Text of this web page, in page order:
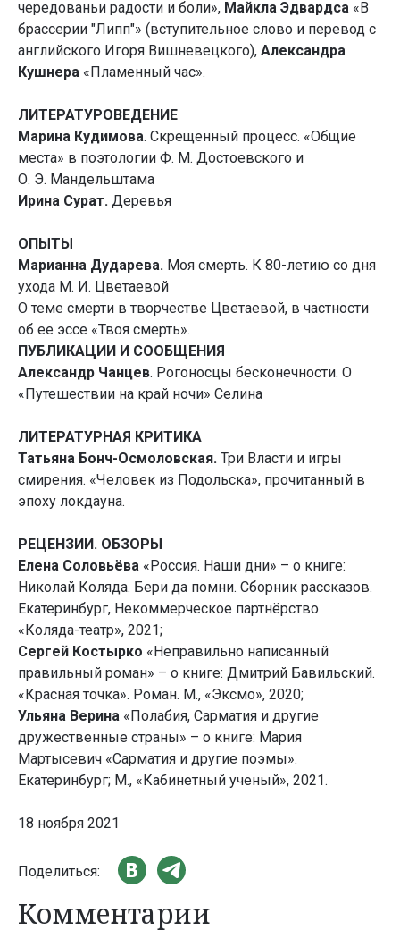
чередованьи радости и боли», Майкла Эдвардса «В
брассерии ″Липп″» (вступительное слово и перевод с
английского Игоря Вишневецкого), Александра
Кушнера «Пламенный час».
ЛИТЕРАТУРОВЕДЕНИЕ
Марина Кудимова. Скрещенный процесс. «Общие
места» в поэтологии Ф. М. Достоевского и
О. Э. Мандельштама
Ирина Сурат. Деревья
ОПЫТЫ
Марианна Дударева. Моя смерть. К 80-летию со дня
ухода М. И. Цветаевой
О теме смерти в творчестве Цветаевой, в частности
об ее эссе «Твоя смерть».
ПУБЛИКАЦИИ И СООБЩЕНИЯ
Александр Чанцев. Рогоносцы бесконечности. О
«Путешествии на край ночи» Селина
ЛИТЕРАТУРНАЯ КРИТИКА
Татьяна Бонч-Осмоловская. Три Власти и игры
смирения. «Человек из Подольска», прочитанный в
эпоху локдауна.
РЕЦЕНЗИИ. ОБЗОРЫ
Елена Соловьёва «Россия. Наши дни» – о книге:
Николай Коляда. Бери да помни. Сборник рассказов.
Екатеринбург, Некоммерческое партнёрство
«Коляда-театр», 2021;
Сергей Костырко «Неправильно написанный
правильный роман» – о книге: Дмитрий Бавильский.
«Красная точка». Роман. М., «Эксмо», 2020;
Ульяна Верина «Полабия, Сарматия и другие
дружественные страны» – о книге: Мария
Мартысевич «Сарматия и другие поэмы».
Екатеринбург; М., «Кабинетный ученый», 2021.
18 ноября 2021
Поделиться:
Комментарии